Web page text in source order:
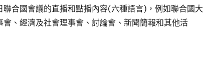
聯合國會議的直播和點播內容(六種語言)，例如聯合國大
、經濟及社會理事會、討論會、新聞簡報和其他活